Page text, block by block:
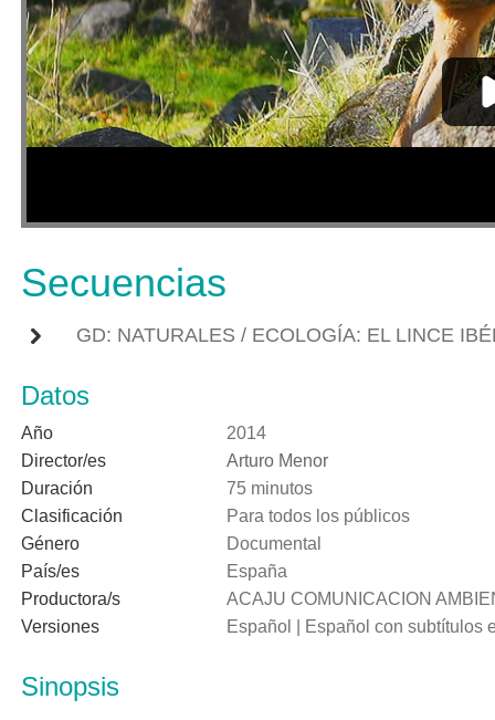
Secuencias
GD: NATURALES / ECOLOGÍA: EL LINCE
Datos
Año
2014
Director/es
Arturo Menor
Duración
75 minutos
Clasificación
Para todos los públicos
Género
Documental
País/es
España
Productora/s
ACAJU COMUNICACION
Versiones
Español | Español con subtítulos
Sinopsis